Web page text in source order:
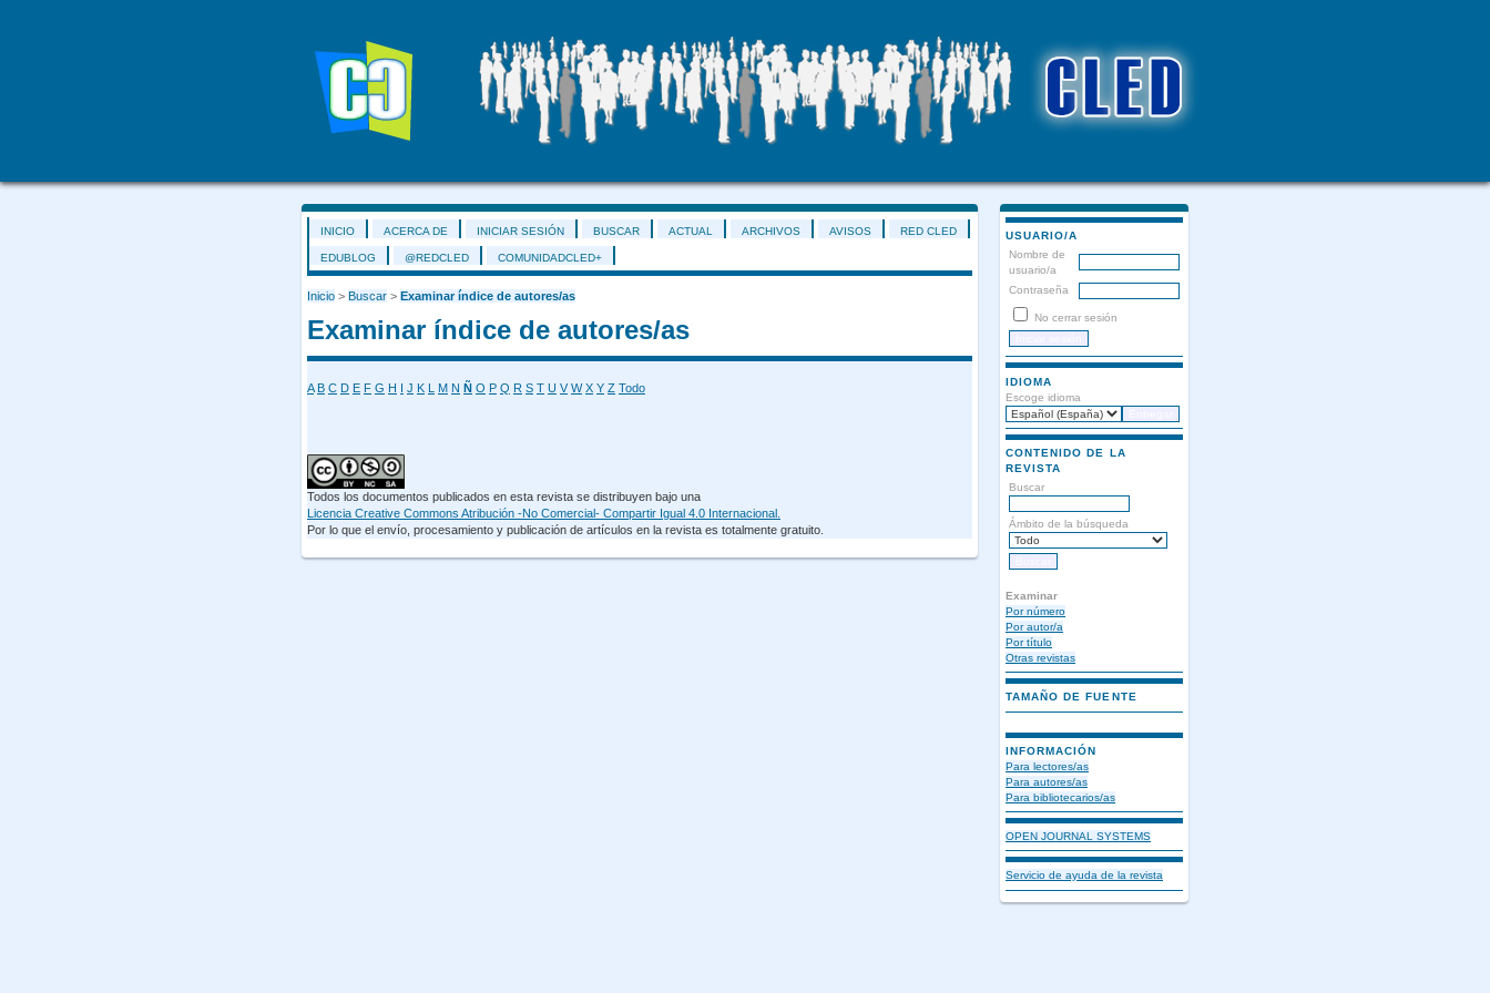
USUARIO/A
Nombre de
usuario/a
Contraseña
No cerrar sesión
IDIOMA
Escoge idioma
CONTENIDO DE LA
REVISTA
Buscar
Ámbito de la búsqueda
Examinar
Por número
Por autor/a
Por título
Otras revistas
TAMAÑO DE FUENTE
INFORMACIÓN
Para lectores/as
Para autores/as
Para bibliotecarios/as
OPEN JOURNAL SYSTEMS
Servicio de ayuda de la revista
INICIO ACERCA DE INICIAR SESIÓN BUSCAR ACTUAL ARCHIVOS AVISOS RED CLED
EDUBLOG @REDCLED COMUNIDADCLED+
Inicio > Buscar > Examinar índice de autores/as
Examinar índice de autores/as
A B C D E F G H I J K L M N Ñ O P Q R S T U V W X Y Z Todo
Todos los documentos publicados en esta revista se distribuyen bajo una
Licencia Creative Commons Atribución -No Comercial- Compartir Igual 4.0 Internacional.
Por lo que el envío, procesamiento y publicación de artículos en la revista es totalmente gratuito.